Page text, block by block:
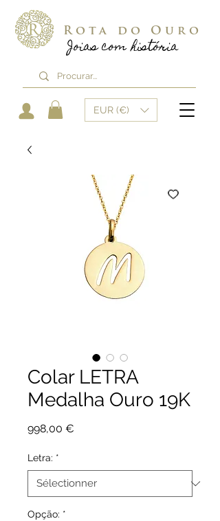
Joias com história
Rota do Ouro
EUR (€)
Colar LETRA
Medalha Ouro 19K
998,00 €
Letra: *
Opção: *